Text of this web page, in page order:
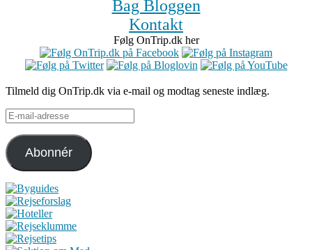
Bag Bloggen
Kontakt
Følg OnTrip.dk her
Tilmeld dig OnTrip.dk via e-mail og modtag seneste indlæg.
E-
mail-
adresse
Abonnér